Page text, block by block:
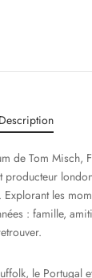
Description
de Tom Misch,
producteur
Explorant les
: famille,
le Portugal